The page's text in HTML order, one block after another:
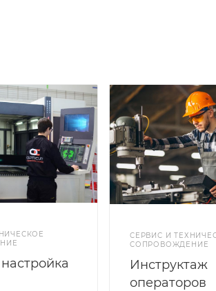
СЕРВИС И
СОПРОВОЖДЕНИЕ
Инструктаж
операторов